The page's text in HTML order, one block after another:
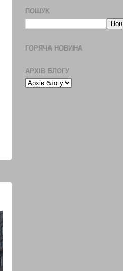
ПОШУК
ГОРЯЧА НОВИНА
АРХІВ БЛОГУ